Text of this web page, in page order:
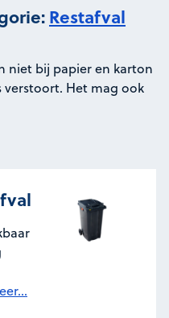
Restafval
niet bij papier en karton
Het mag ook